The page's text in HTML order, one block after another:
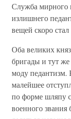
Служба мирного
излишнего
вещей скоро стал
Оба великих
бригады и тут
моду педантизм.
малейшее
по форме шляпу
военного